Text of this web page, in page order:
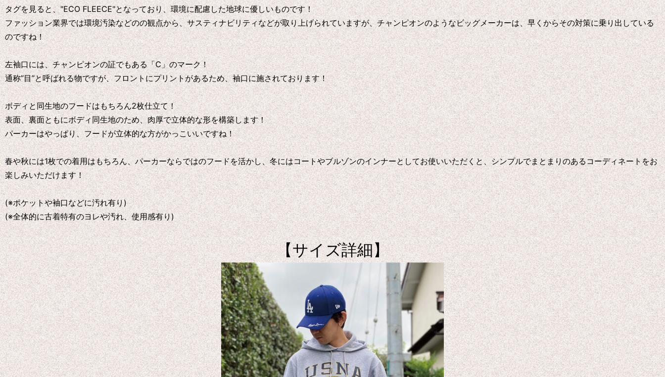
タグを見ると、"ECO FLEECE"となっており、環境に配慮した地球に優しいものです！
ファッション業界では環境汚染などのの観点から、サスティナビリティなどが取り上げられていますが、チャンピオンのようなビッグメーカーは、早くからその対策に乗り出している
のですね！
左袖口には、チャンピオンの証でもある「C」のマーク！
通称”目”と呼ばれる物ですが、フロントにプリントがあるため、袖口に施されております！
ボディと同生地のフードはもちろん2枚仕立て！
表面、裏面ともにボディ同生地のため、肉厚で立体的な形を構築します！
パーカーはやっぱり、フードが立体的な方がかっこいいですね！
春や秋には1枚での着用はもちろん、パーカーならではのフードを活かし、冬にはコートやブルゾンのインナーとしてお使いいただくと、シンプルでまとまりのあるコーディネートをお
楽しみいただけます！
(※ポケットや袖口などに汚れ有り)
(※全体的に古着特有のヨレや汚れ、使用感有り)
【サイズ詳細】